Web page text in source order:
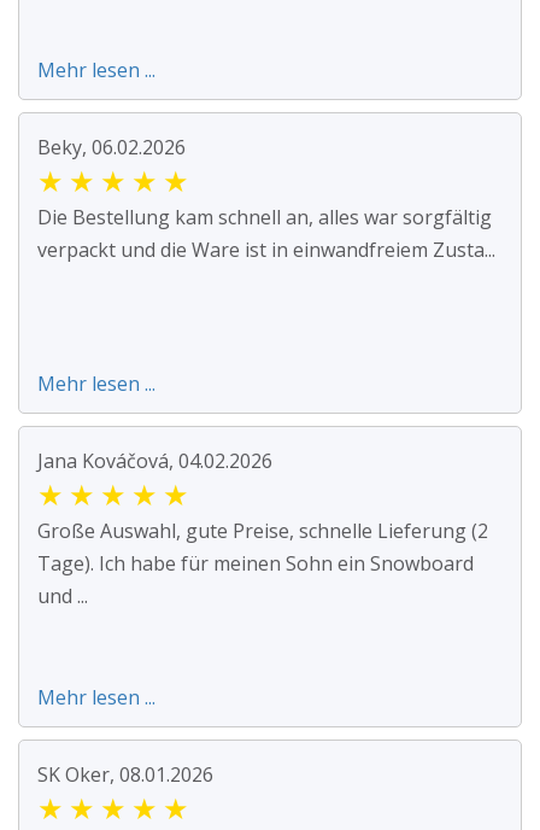
Mehr lesen ...
Beky, 06.02.2026
★ ★ ★ ★ ★
Die Bestellung kam schnell an, alles war sorgfältig
verpackt und die Ware ist in einwandfreiem Zusta...
Mehr lesen ...
Jana Kováčová, 04.02.2026
★ ★ ★ ★ ★
Große Auswahl, gute Preise, schnelle Lieferung (2
Tage). Ich habe für meinen Sohn ein Snowboard
und ...
Mehr lesen ...
SK Oker, 08.01.2026
★ ★ ★ ★ ★